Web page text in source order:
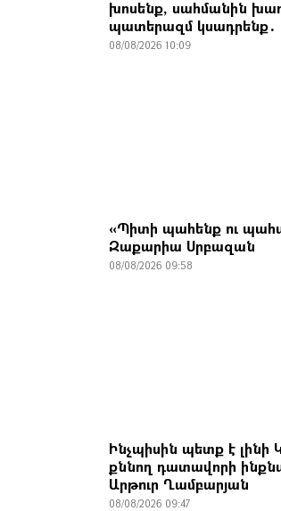
խոսենք, սահմանին
պատերազմ կսադրենք․
08/08/2026 10:09
«Պիտի պահենք ու
Զաքարիա Սրբազան
08/08/2026 09:58
Ինչպիսին պետք է լինի
քննող դատավորի
Արթուր Ղամբարյան
08/08/2026 09:47